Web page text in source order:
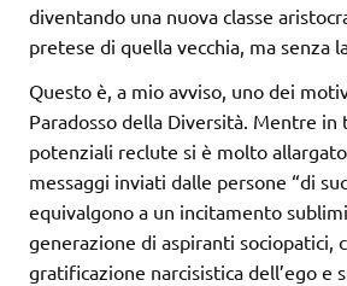
diventando una nuova classe
pretese di quella vecchia, ma senza
Questo è, a mio avviso, uno dei
Paradosso della Diversità. Mentre in
potenziali reclute si è molto
messaggi inviati dalle persone “di
equivalgono a un incitamento
generazione di aspiranti sociopatici,
gratificazione narcisistica dell’ego e